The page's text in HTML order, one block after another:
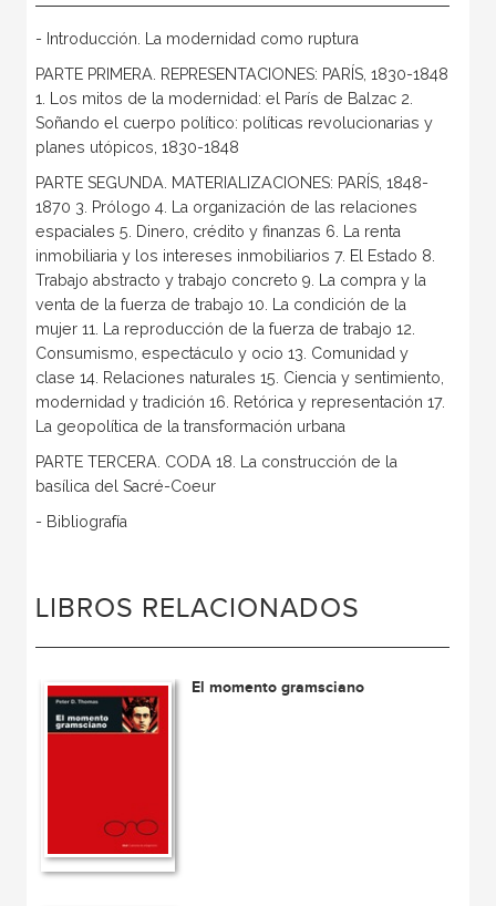
- Introducción. La modernidad como ruptura
PARTE PRIMERA. REPRESENTACIONES: PARÍS, 1830-1848
1. Los mitos de la modernidad: el París de Balzac 2.
Soñando el cuerpo político: políticas revolucionarias y
planes utópicos, 1830-1848
PARTE SEGUNDA. MATERIALIZACIONES: PARÍS, 1848-
1870 3. Prólogo 4. La organización de las relaciones
espaciales 5. Dinero, crédito y finanzas 6. La renta
inmobiliaria y los intereses inmobiliarios 7. El Estado 8.
Trabajo abstracto y trabajo concreto 9. La compra y la
venta de la fuerza de trabajo 10. La condición de la
mujer 11. La reproducción de la fuerza de trabajo 12.
Consumismo, espectáculo y ocio 13. Comunidad y
clase 14. Relaciones naturales 15. Ciencia y sentimiento,
modernidad y tradición 16. Retórica y representación 17.
La geopolítica de la transformación urbana
PARTE TERCERA. CODA 18. La construcción de la
basílica del Sacré-Coeur
- Bibliografía
LIBROS RELACIONADOS
El momento gramsciano